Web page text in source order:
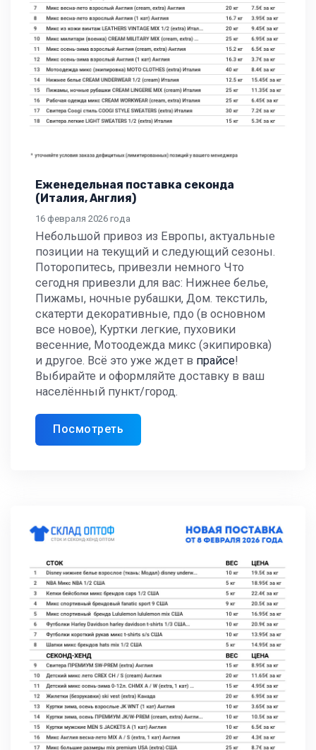
Еженедельная поставка секонда
(Италия, Англия)
16 февраля 2026 года
Небольшой привоз из Европы, актуальные
позиции на текущий и следующий сезоны.
Поторопитесь, привезли немного Что
сегодня привезли для вас: Нижнее белье,
Пижамы, ночные рубашки, Дом. текстиль,
скатерти декоративные, пдо (в основном
все новое), Куртки легкие, пуховики
весенние, Мотоодежда микс (экипировка)
и другое. Всё это уже ждет в прайсе!
Выбирайте и оформляйте доставку в ваш
населённый пункт/город.
Посмотреть